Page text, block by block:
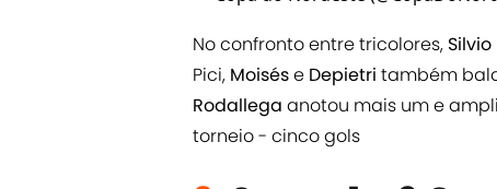
No confronto entre tricolores,
Pici, Moisése Depietri também
Rodallega anotou mais um e
torneio - cinco gols